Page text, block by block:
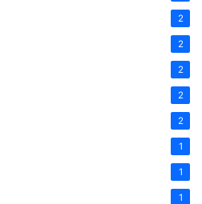
2
2
2
2
2
1
1
1